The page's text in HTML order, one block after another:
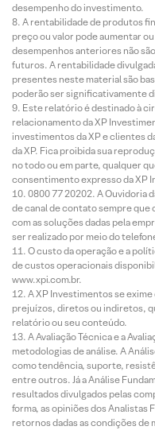
desempenho do investimento.
A rentabilidade de produtos
preço ou valor pode aumentar
desempenhos anteriores não
futuros. A rentabilidade
presentes neste material são
poderão ser significativamente
Este relatório é destinado à
relacionamento da XP
investimentos da XP e clientes
da XP. Fica proibida sua
no todo ou em parte, qualquer
consentimento expresso da XP
0800 77 20202. A Ouvidoria
de canal de contato sempre
com as soluções dadas pela
ser realizado por meio do
O custo da operação e a
de custos operacionais
www.xpi.com.br.
A XP Investimentos se
prejuízos, diretos ou indiretos,
relatório ou seu conteúdo.
A Avaliação Técnica e a
metodologias de análise. A
como tendência, suporte,
entre outros. Já a Análise
resultados divulgados pelas
forma, as opiniões dos Analistas
retornos dadas as condições de